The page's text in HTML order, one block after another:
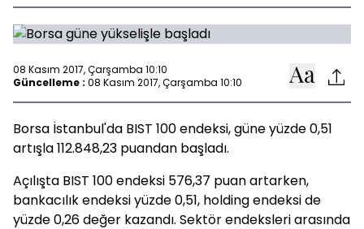
08 Kasım 2017, Çarşamba 10:10
Güncelleme : 08 Kasım 2017, Çarşamba 10:10
Borsa İstanbul'da BIST 100 endeksi, güne yüzde 0,51
artışla 112.848,23 puandan başladı.
Açılışta BIST 100 endeksi 576,37 puan artarken,
bankacılık endeksi yüzde 0,51, holding endeksi de
yüzde 0,26 değer kazandı. Sektör endeksleri arasında